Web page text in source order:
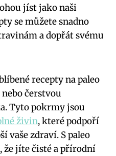
jíst ⁢jako naši
se můžete ‌snadno
a dopřát svému
recepty na paleo
čerstvou
Tyto pokrmy jsou
živin, ‍které podpoří
⁤vaše⁤ zdraví. S paleo
jíte čisté a přírodní